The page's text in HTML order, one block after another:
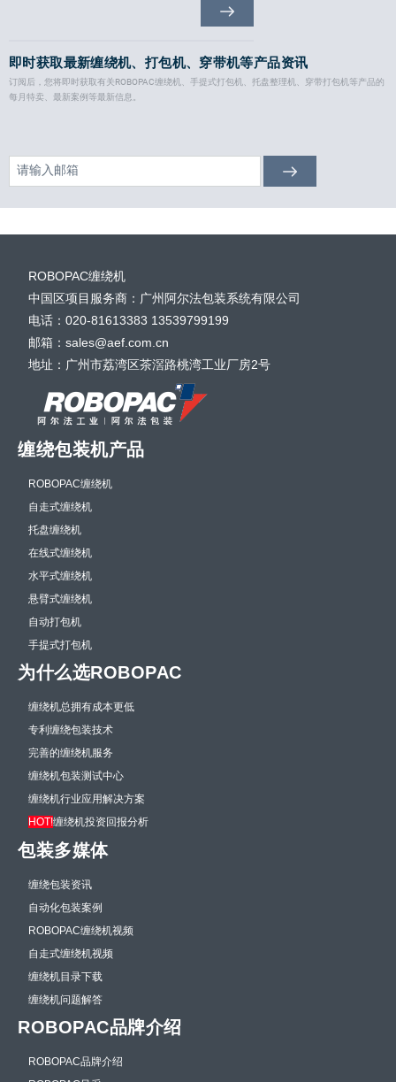
即时获取最新缠绕机、打包机、穿带机等产品资讯
订阅后，您将即时获取有关ROBOPAC缠绕机、手提式打包机、托盘整理机、穿带打包机等产品的
每月特卖、最新案例等最新信息。
ROBOPAC缠绕机
中国区项目服务商：广州阿尔法包装系统有限公司
电话：020-81613383 13539799199
邮箱：sales@aef.com.cn
地址：广州市荔湾区茶滘路桃湾工业厂房2号
缠绕包装机产品
ROBOPAC缠绕机
自走式缠绕机
托盘缠绕机
在线式缠绕机
水平式缠绕机
悬臂式缠绕机
自动打包机
手提式打包机
为什么选ROBOPAC
缠绕机总拥有成本更低
专利缠绕包装技术
完善的缠绕机服务
缠绕机包装测试中心
缠绕机行业应用解决方案
HOT!缠绕机投资回报分析
包装多媒体
缠绕包装资讯
自动化包装案例
ROBOPAC缠绕机视频
自走式缠绕机视频
缠绕机目录下载
缠绕机问题解答
ROBOPAC品牌介绍
ROBOPAC品牌介绍